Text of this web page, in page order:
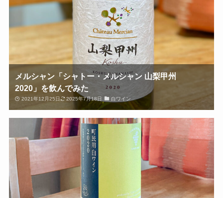
メルシャン「シャトー・メルシャン 山梨甲州
2020」を飲んでみた
2021年12月25日 2025年7月18日 白ワイン